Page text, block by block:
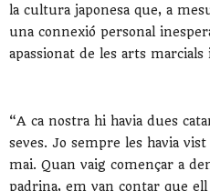
la cultura japonesa que, a
una connexió personal
apassionat de les arts marcials
“A ca nostra hi havia dues
seves. Jo sempre les havia
mai. Quan vaig començar a
padrina, em van contar que